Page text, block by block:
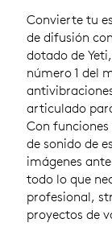
Convierte tu
de difusión
dotado de
número 1 del
articulado
Con
de sonido de
imágenes
todo lo que
profesional,
proyectos de